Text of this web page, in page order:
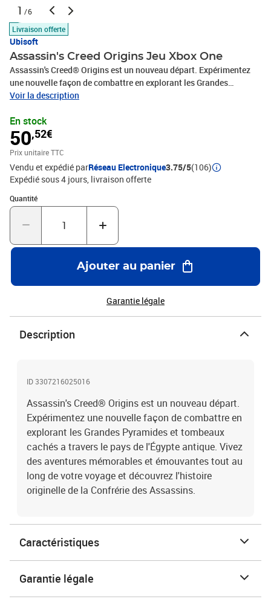
1 /6
Livraison offerte
Ubisoft
Assassin's Creed Origins Jeu Xbox One
Assassin's Creed® Origins est un nouveau départ. Expérimentez
une nouvelle façon de combattre en explorant les Grandes
Pyramides et tombeaux cachés a travers le pays de l'Égypte
long de votre voyage et découvrez l'histoire originelle de la
Confrérie des Assassins.
Voir la description
En stock
50,52€
Prix unitaire TTC
Vendu et expédié parRéseau Electronique3.75/5(106)
Expédié sous 4 jours livraison offerte
Quantité
Quantité : 1
Ajouter au panier
Garantie légale
Description
ID 3307216025016
Assassin's Creed® Origins est un nouveau départ.
Expérimentez une nouvelle façon de combattre en
explorant les Grandes Pyramides et tombeaux
cachés a travers le pays de l'Égypte antique. Vivez
des aventures mémorables et émouvantes tout au
long de votre voyage et découvrez l'histoire
originelle de la Confrérie des Assassins.
Caractéristiques
Garantie légale